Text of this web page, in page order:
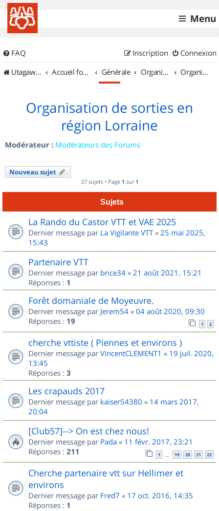
Menu
FAQ Connexion
Inscription
UtagawaVTT (Randos VTT et VTTAE avec traces GPS)
Accueil forum Générale Organisation de sorties & Recherche de partenaires Organisation de sorties en région Lorraine
Organisation de sorties en
région Lorraine
Modérateur : Modérateurs des Forums
Nouveau sujet
27 sujets • Page 1 sur 1
Sujets
La Rando du Castor VTT et VAE 2025
Dernier message par La Vigilante VTT« 25 mai 2025,
15:43
Partenaire VTT
Dernier message par brice34 « 21 août 2021, 15:21
Réponses : 1
Forêt domaniale de Moyeuvre.
Dernier message par Jerem54 « 04 août 2020, 09:30
Réponses : 19 1 2
cherche vttiste ( Piennes et environs )
Dernier message par VincentCLEMENT1 « 19 juil. 2020,
13:45
Réponses : 3
Les crapauds 2017
Dernier message par kaiser54380 « 14 mars 2017,
20:04
[Club57]--> On est chez nous!
Dernier message par Pada « 11 févr. 2017, 23:21
Réponses : 211 1 … 19 20 21 22
Cherche partenaire vtt sur Hellimer et
environs
Dernier message par Fred7 « 17 oct. 2016, 14:35
Réponses : 1